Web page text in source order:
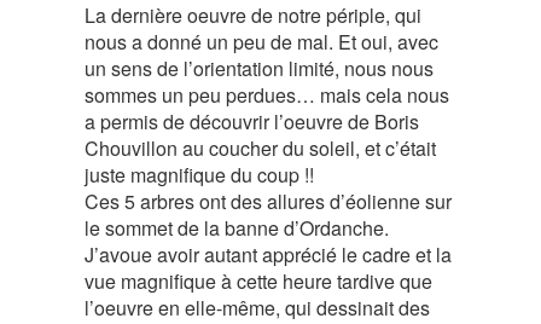
La dernière oeuvre de notre périple, qui
nous a donné un peu de mal. Et oui, avec
un sens de l’orientation limité, nous nous
sommes un peu perdues… mais cela nous
a permis de découvrir l’oeuvre de Boris
Chouvillon au coucher du soleil, et c’était
juste magnifique du coup !!
Ces 5 arbres ont des allures d’éolienne sur
le sommet de la banne d’Ordanche.
J’avoue avoir autant apprécié le cadre et la
vue magnifique à cette heure tardive que
l’oeuvre en elle-même, qui dessinait des